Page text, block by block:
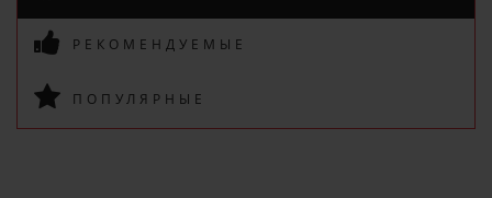
РЕКОМЕНДУЕМЫЕ
ПОПУЛЯРНЫЕ